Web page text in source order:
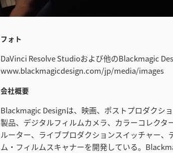
フォト
DaVinci Resolve Studioおよび他のBlackmagic
www.blackmagicdesign.com/jp/media/images
会社概要
Blackmagic Designは、映画、ポストプロダクシ
製品、デジタルフィルムカメラ、カラーコレクタ
ルーター、ライブプロダクションスイッチャー
ム・フィルムスキャナーを開発している。